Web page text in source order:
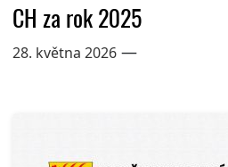
CH za rok 2025
28. května 2026—